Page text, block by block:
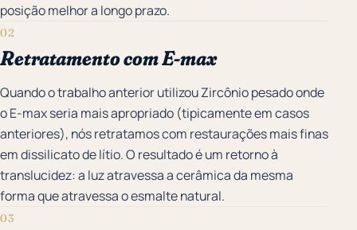
posição melhor a longo prazo.
02
Retratamento com E-max
Quando o trabalho anterior utilizou Zircônio pesado onde
o E-max seria mais apropriado (tipicamente em casos
anteriores), nós retratamos com restaurações mais finas
em dissilicato de lítio. O resultado é um retorno à
translucidez: a luz atravessa a cerâmica da mesma
forma que atravessa o esmalte natural.
03